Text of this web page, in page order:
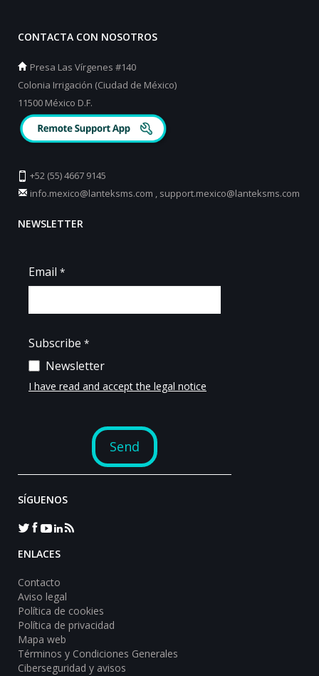
CONTACTA CON NOSOTROS
Presa Las Vírgenes #140
Colonia Irrigación (Ciudad de México)
11500 México D.F.
+52 (55) 4667 9145
info.mexico@lanteksms.com
support.mexico@lanteksms.com
NEWSLETTER
SÍGUENOS
ENLACES
Contacto
Aviso legal
Política de cookies
Política de privacidad
Mapa web
Términos y Condiciones Generales
Ciberseguridad y avisos